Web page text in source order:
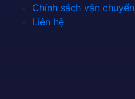
Chính sách vận chuyển
Liên hệ